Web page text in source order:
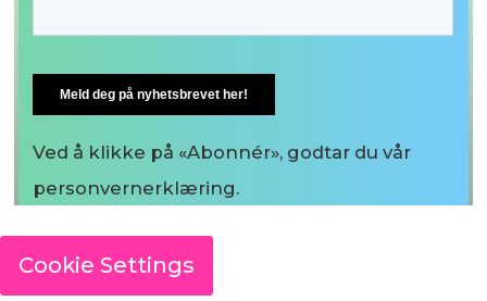
Ved å klikke på «Abonnér», godtar du vår
personvernerklæring.
Cookie Settings